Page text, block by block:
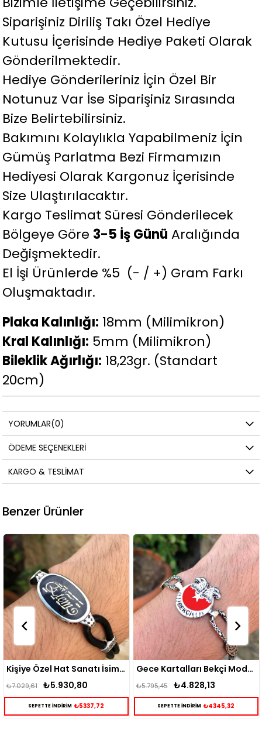
Siparişiniz Diriliş Takı Özel Hediye
Kutusu İçerisinde Hediye Paketi Olarak
Gönderilmektedir.
Hediye Gönderileriniz İçin Özel Bir
Notunuz Var İse Siparişiniz Sırasında
Bize Belirtebilirsiniz.
Bakımını Kolaylıkla Yapabilmeniz İçin
Gümüş Parlatma Bezi Firmamızın
Hediyesi Olarak Kargonuz İçerisinde
Size Ulaştırılacaktır.
Kargo Teslimat Süresi Gönderilecek
Bölgeye Göre 3-5 İş Günü Aralığında
Değişmektedir.
El İşi Ürünlerde %5 (- / +) Gram Farkı
Oluşmaktadır.
Plaka Kalınlığı: 18mm (Milimikron)
Kral Kalınlığı: 5mm (Milimikron)
Bileklik Ağırlığı: 18,23gr. (Standart
20cm)
YORUMLAR(0)
ÖDEME SEÇENEKLERI
KARGO & TESLIMAT
Benzer Ürünler
Kişiye Özel Hat Sanatı İsim Yazılı Gümüş Bileklik
Gece Kartalları Bekçi Model Gümüş Bileklik
₺4.828,13
₺5.795,45
SEPETTE İNDİRİM ₺4345,32
₺6.502,39
₺7.720,91
SEPETTE İNDİRİM ₺5852,15